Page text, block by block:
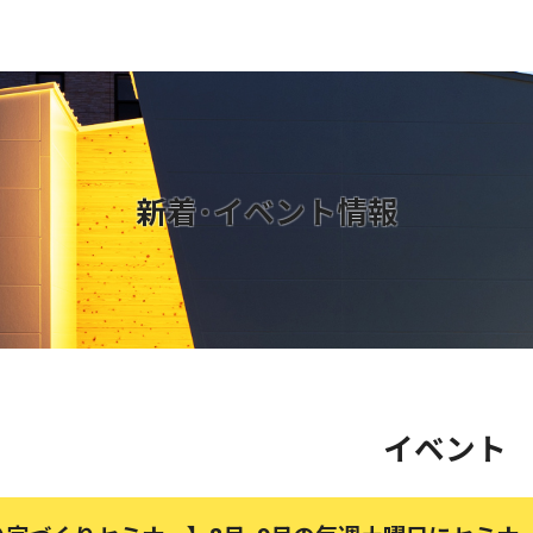
新着･イベント情報
イベント